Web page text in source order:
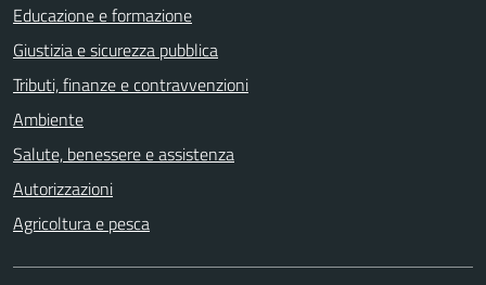
Educazione e formazione
Giustizia e sicurezza pubblica
Tributi, finanze e contravvenzioni
Ambiente
Salute, benessere e assistenza
Autorizzazioni
Agricoltura e pesca